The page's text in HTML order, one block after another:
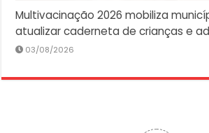
Multivacinação 2026 mobiliza
atualizar caderneta de crianças e
03/08/2026